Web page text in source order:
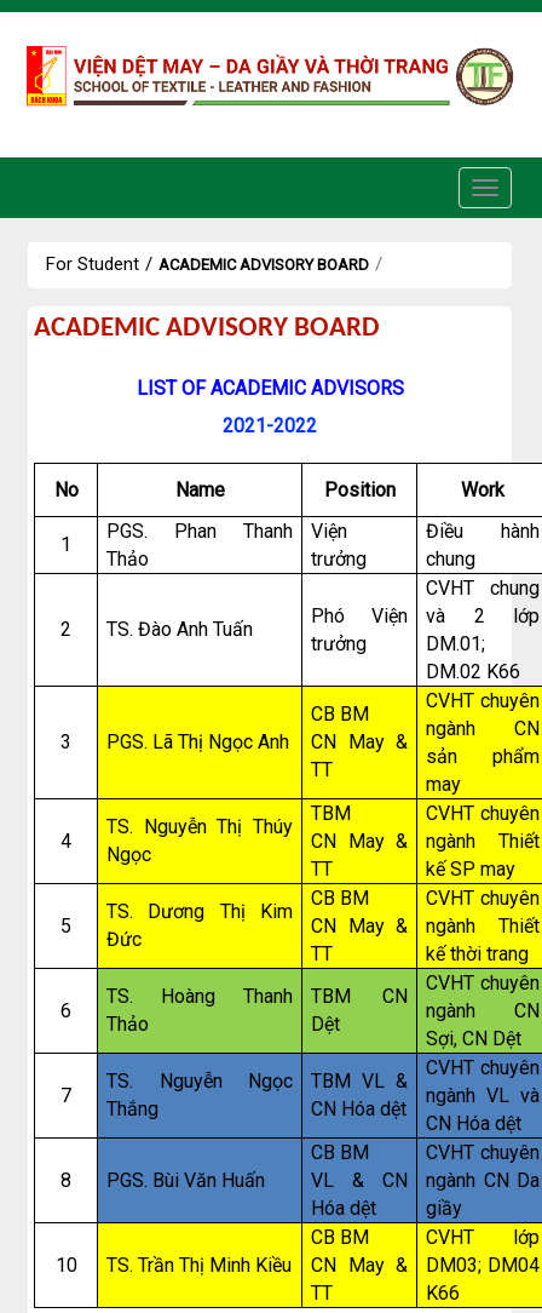
Skip to Content
For Student / ACADEMIC ADVISORY BOARD /
academic
board
ACADEMIC ADVISORY BOARD
LIST OF ACADEMIC ADVISORS
2021-2022
No Name Position Work
1
PGS. Phan Thanh
Thảo
Viện
trưởng
Điều hành
chung
2 TS. Đào Anh Tuấn
Phó Viện
trưởng
CVHT chung
và 2 lớp
DM.01;
DM.02 K66
3 PGS. Lã Thị Ngọc Anh
CB BM
CN May &
TT
CVHT chuyên
ngành CN
sản phẩm
may
4
TS. Nguyễn Thị Thúy
Ngọc
TBM
CN May &
TT
CVHT chuyên
ngành Thiết
kế SP may
5
TS. Dương Thị Kim
Đức
CB BM
CN May &
TT
CVHT chuyên
ngành Thiết
kế thời trang
6
TS. Hoàng Thanh
Thảo
TBM CN
Dệt
CVHT chuyên
ngành CN
Sợi, CN Dệt
7
TS. Nguyễn Ngọc
Thắng
TBM VL &
CN Hóa dệt
CVHT chuyên
ngành VL và
CN Hóa dệt
8 PGS. Bùi Văn Huấn
CB BM
VL & CN
Hóa dệt
CVHT chuyên
ngành CN Da
giầy
10 TS. Trần Thị Minh Kiều
CB BM
CN May &
TT
CVHT lớp
DM03; DM04
K66